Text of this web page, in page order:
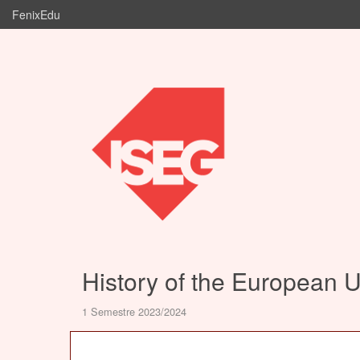
FenixEdu
History of the European
1 Semestre 2023/2024